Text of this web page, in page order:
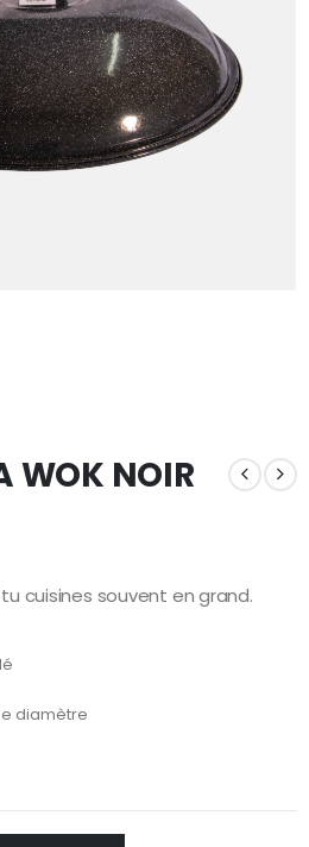
WOK NOIR
cuisines souvent en grand.
diamètre